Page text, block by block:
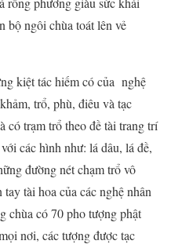
bộ ngôi chùa toát lên vẻ
tác hiếm có của nghệ
trổ, phù, điêu và tạc
có trạm trổ theo đề tài trang trí
các hình như: lá dâu, lá đề,
đường nét chạm trổ vô
tài hoa của các nghệ nhân
chùa có 70 pho tượng phật
nơi, các tượng được tạc